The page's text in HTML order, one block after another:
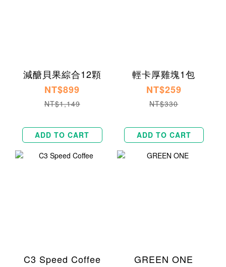
減醣貝果綜合12顆
NT$899
NT$1,149
ADD TO CART
輕卡厚雞塊1包
NT$259
NT$330
ADD TO CART
C3 Speed Coffee
GREEN ONE